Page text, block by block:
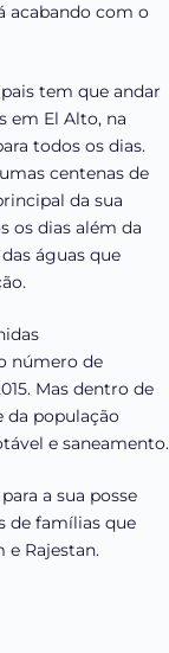
acabando com o
tem que andar
em El Alto, na
todos os dias.
centenas de
da sua
os dias além da
águas que
número de
Mas dentro de
da população
e saneamento.
a sua posse
de famílias que
e Rajestan.